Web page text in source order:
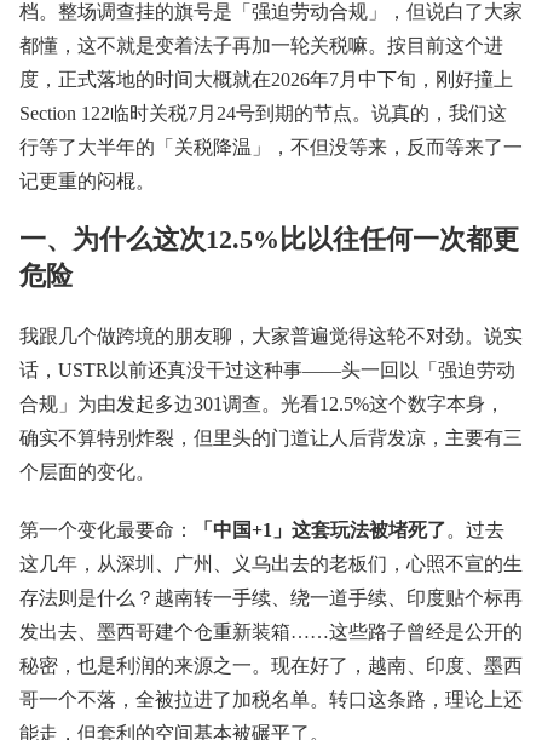
档。整场调查挂的旗号是「强迫劳动合规」，但说白了大家
都懂，这不就是变着法子再加一轮关税嘛。按目前这个进
度，正式落地的时间大概就在2026年7月中下旬，刚好撞上
Section 122临时关税7月24号到期的节点。说真的，我们这
行等了大半年的「关税降温」，不但没等来，反而等来了一
记更重的闷棍。
一、为什么这次12.5%比以往任何一次都更
危险
我跟几个做跨境的朋友聊，大家普遍觉得这轮不对劲。说实
话，USTR以前还真没干过这种事——头一回以「强迫劳动
合规」为由发起多边301调查。光看12.5%这个数字本身，
确实不算特别炸裂，但里头的门道让人后背发凉，主要有三
个层面的变化。
第一个变化最要命： 「中国+1」这套玩法被堵死了。过去
这几年，从深圳、广州、义乌出去的老板们，心照不宣的生
存法则是什么？越南转一手续、绕一道手续、印度贴个标再
发出去、墨西哥建个仓重新装箱……这些路子曾经是公开的
秘密，也是利润的来源之一。现在好了，越南、印度、墨西
哥一个不落，全被拉进了加税名单。转口这条路，理论上还
能走，但套利的空间基本被碾平了。